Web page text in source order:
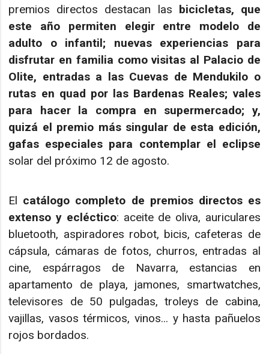
premios directos destacan las bicicletas, que
este año permiten elegir entre modelo de
adulto o infantil; nuevas experiencias para
disfrutar en familia como visitas al Palacio de
Olite, entradas a las Cuevas de Mendukilo o
rutas en quad por las Bardenas Reales; vales
para hacer la compra en supermercado; y,
quizá el premio más singular de esta edición,
gafas especiales para contemplar el eclipse
solar del próximo 12 de agosto.
El catálogo completo de premios directos es
extenso y ecléctico: aceite de oliva, auriculares
bluetooth, aspiradores robot, bicis, cafeteras de
cápsula, cámaras de fotos, churros, entradas al
cine, espárragos de Navarra, estancias en
apartamento de playa, jamones, smartwatches,
televisores de 50 pulgadas, troleys de cabina,
vajillas, vasos térmicos, vinos... y hasta pañuelos
rojos bordados.